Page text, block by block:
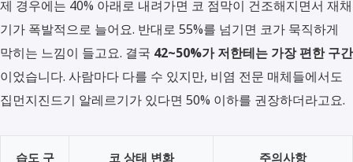
제 경우에는 40% 아래로 내려가면 코 점막이 건조해지면서 재채
기가 폭발적으로 늘어요. 반대로 55%를 넘기면 코가 묵직하게
막히는 느낌이 들고요. 결국 42~50%가 저한테는 가장 편한 구간
이었습니다. 사람마다 다를 수 있지만, 비염 전문 매체들에서도
집먼지진드기 알레르기가 있다면 50% 이하를 권장하더라고요.
습도 구
코 상태 변화 주의사항